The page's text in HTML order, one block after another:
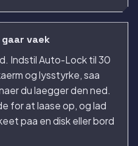
vaek
Indstil Auto-Lock til 30
og lysstyrke, saa
du laegger den ned.
for at laase op, og lad
paa en disk eller bord